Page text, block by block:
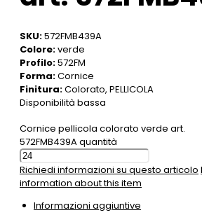
SKU:572FMB439A
Colore:verde
Profilo:572FM
Forma:Cornice
Finitura:Colorato, PELLICOLA
Disponibilità bassa
Cornice pellicola colorato verde art.
572FMB439A quantità
Richiedi informazioni su questo articolo
information about this item
Informazioni aggiuntive